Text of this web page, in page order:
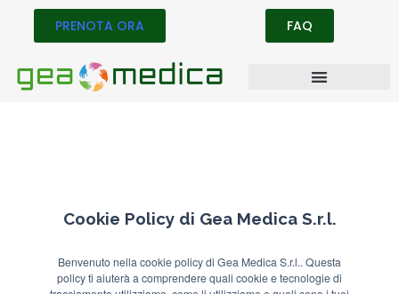
PRENOTA ORA FAQ
Cookie Policy di Gea Medica S.r.l.
Benvenuto nella cookie policy di Gea Medica S.r.l.. Questa
policy ti aiuterà a comprendere quali cookie e tecnologie di